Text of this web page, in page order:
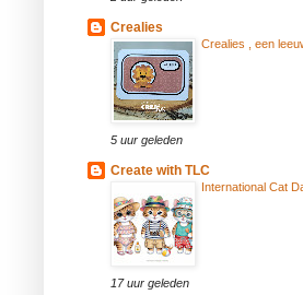
Crealies
Crealies , een
5 uur geleden
Create with TLC
International Cat
17 uur geleden